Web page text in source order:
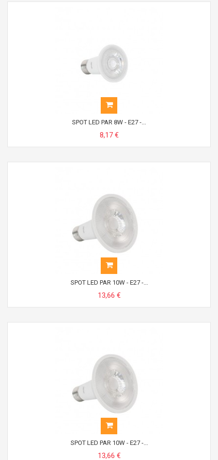
SPOT LED PAR 8W - E27 -...
8,17 €
SPOT LED PAR 10W - E27 -...
13,66 €
SPOT LED PAR 10W - E27 -...
13,66 €